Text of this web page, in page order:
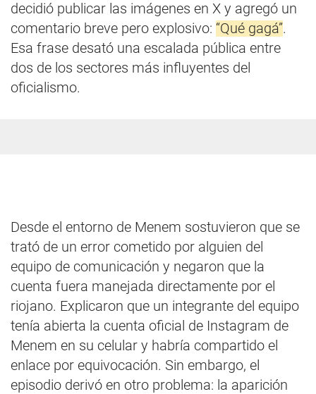
decidió publicar las imágenes en X y agregó un
comentario breve pero explosivo: “Qué gagá”.
Esa frase desató una escalada pública entre
dos de los sectores más influyentes del
oficialismo.
Desde el entorno de Menem sostuvieron que se
trató de un error cometido por alguien del
equipo de comunicación y negaron que la
cuenta fuera manejada directamente por el
riojano. Explicaron que un integrante del equipo
tenía abierta la cuenta oficial de Instagram de
Menem en su celular y habría compartido el
enlace por equivocación. Sin embargo, el
episodio derivó en otro problema: la aparición